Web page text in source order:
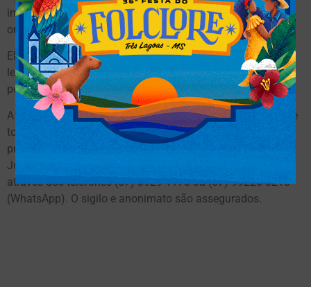
investigadores localizaram o suspeito em sua residência,
onde foi preso.
Ele foi encaminhado à sede da SIG e, após as providências
legais, foi transferido para as celas da DEPAC, onde
permanecerá à disposição da Justiça.
A SIG de Três Lagoas/MS solicita a colaboração e apoio de
toda população três-lagoense, com informações sobre a
prática de crimes e localização de indivíduos foragidos da
Justiça, sendo que as denúncias poderão ser realizadas
através dos telefones (67) 3929-1173 ou (67) 99226-8210
(WhatsApp). O sigilo e anonimato são assegurados.